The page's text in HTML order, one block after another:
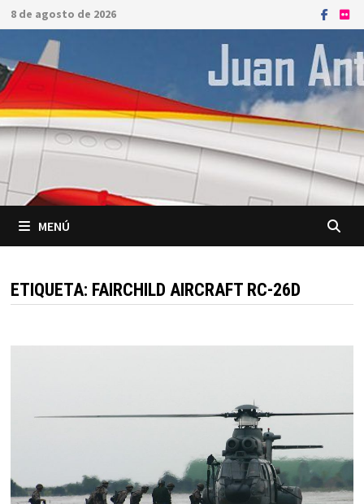
Saltar
al
contenido
8 de agosto de 2026
MENÚ
ETIQUETA: FAIRCHILD AIRCRAFT RC-26D